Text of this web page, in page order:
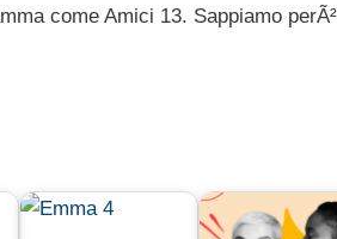
come Amici 13. Sappiamo